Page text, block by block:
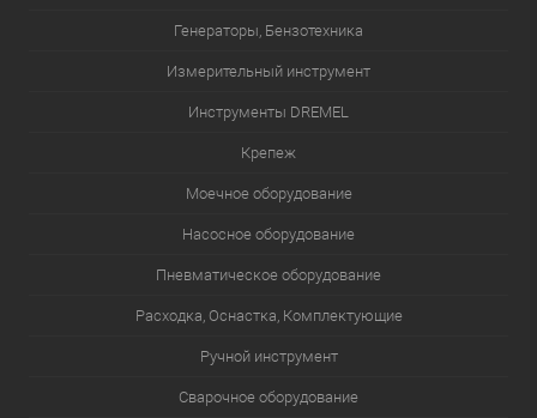
Генераторы, Бензотехника
Измерительный инструмент
Инструменты DREMEL
Крепеж
Моечное оборудование
Насосное оборудование
Пневматическое оборудование
Расходка, Оснастка, Комплектующие
Ручной инструмент
Сварочное оборудование